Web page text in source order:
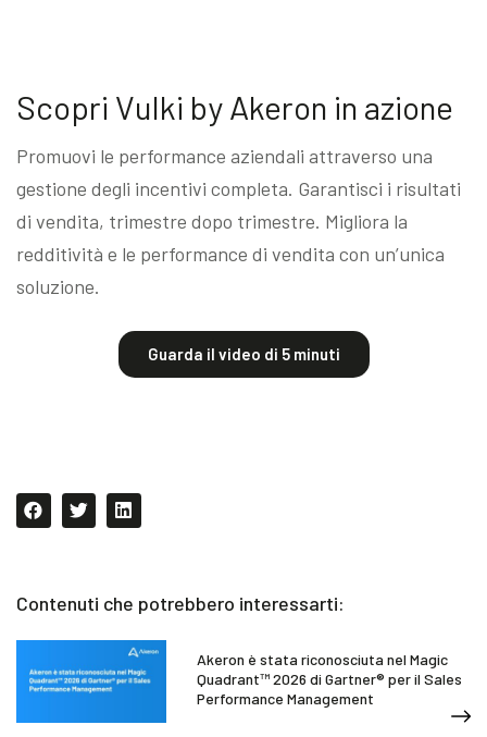
Scopri Vulki by Akeron in azione
Promuovi le performance aziendali attraverso una
gestione degli incentivi completa. Garantisci i risultati
di vendita, trimestre dopo trimestre. Migliora la
redditività e le performance di vendita con un’unica
soluzione.
Guarda il video di 5 minuti
Contenuti che potrebbero interessarti:
Akeron è stata riconosciuta nel Magic
Quadrant™ 2026 di Gartner® per il Sales
Performance Management